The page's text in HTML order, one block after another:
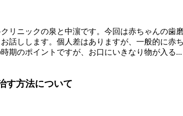
リニックの泉と中濵です。今回は赤ちゃんの
話しします。個人差はありますが、一般的に
期のポイントですが、お口にいきなり物が入る...
す方法について